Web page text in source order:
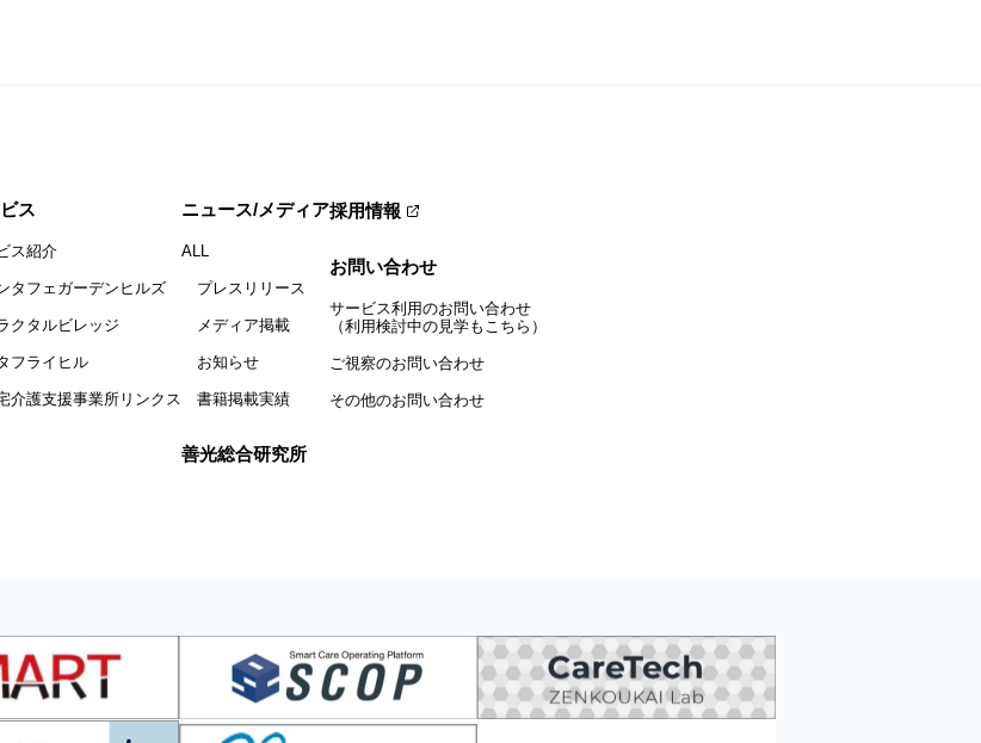
ス
ス紹介
タフェガーデンヒルズ
クタルビレッジ
フライヒル
介護支援事業所リンクス
ニュース/メディア
ALL
プレスリリース
メディア掲載
お知らせ
書籍掲載実績
善光総合研究所
採用情報
お問い合わせ
サービス利用のお問い合わせ
（利用検討中の見学もこちら）
ご視察のお問い合わせ
その他のお問い合わせ